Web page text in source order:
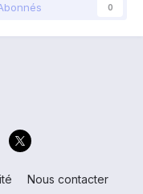
0
Nous contacter